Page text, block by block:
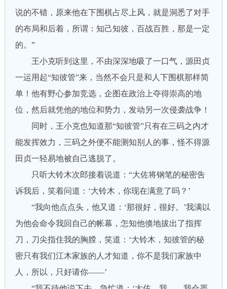
说的不错，原来他在下围棋占尽上风，就是洞悉了对手
的布局和后着，所谓：知己知彼，百战百胜，那是一定
的。”
王小克听到这里，不由深深地吸了一口气，源田贞
一运用起“知彼管”来，当然不会只是和人下围棋那样简
单！他有野心参加竞选，企图在政治上夺得崇高的地
位，然后就凭他的地位和势力，发动另一次侵袭战争！
同时，王小克也知道那“知彼管”只有在三码之内才
能发挥效力，三码之外便不能测知别人的事，怪不得源
田贞一轻易地被自己逃脱了。
只听大铃木次郎接着说道：“大佐将钢笔的秘密吿
诉我后，笑着问道：‘大铃木，你现在满意了吗？’
“我向他点点头，他又道：‘那很好，很好。’我满以
为他会命令我回自己的帐幕，怎知他倏地拔出了指挥
刀，刀尖指住我的胸膛，笑道：‘大铃木，知彼管的秘
密只有我们江木家族的人才知道，你不是我们家族中
人，所以，只好请你——’